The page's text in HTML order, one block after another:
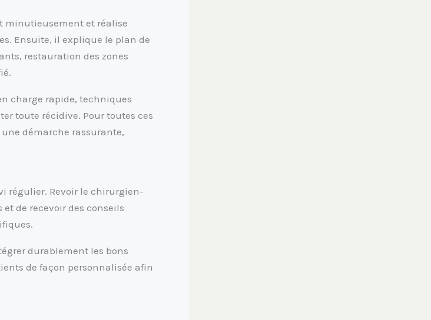
minutieusement et réalise
Ensuite, il explique le plan de
restauration des zones
charge rapide, techniques
toute récidive. Pour toutes ces
démarche rassurante,
régulier. Revoir le chirurgien-
de recevoir des conseils
durablement les bons
de façon personnalisée afin